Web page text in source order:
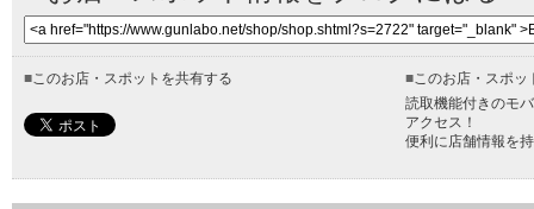
■このお店・スポットを共有する ■このお店・スポッ
読取機能付きのモ
アクセス！
便利に店舗情報を